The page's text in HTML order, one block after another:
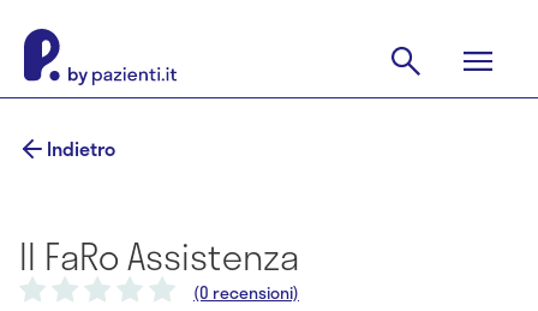
Indietro
Il FaRo Assistenza
(0 recensioni)